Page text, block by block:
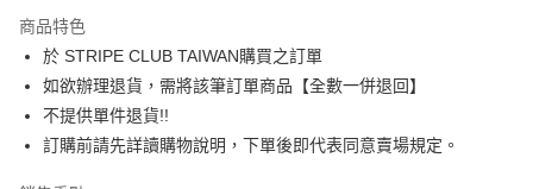
臺灣中小企業銀行
匯豐（台灣）商業銀行
華泰商業銀行
聯邦商業銀行
遠東國際商業銀行
元大商業銀行
玉山商業銀行
星展（台灣）商業銀行
Apple Pay
街口支付
悠遊付
商品特色
於 STRIPE CLUB TAIWAN購買之訂單
如欲辦理退貨，需將該筆訂單商品【全數一併退回】
不提供單件退貨!!
訂購前請先詳讀購物說明，下單後即代表同意賣場規定。